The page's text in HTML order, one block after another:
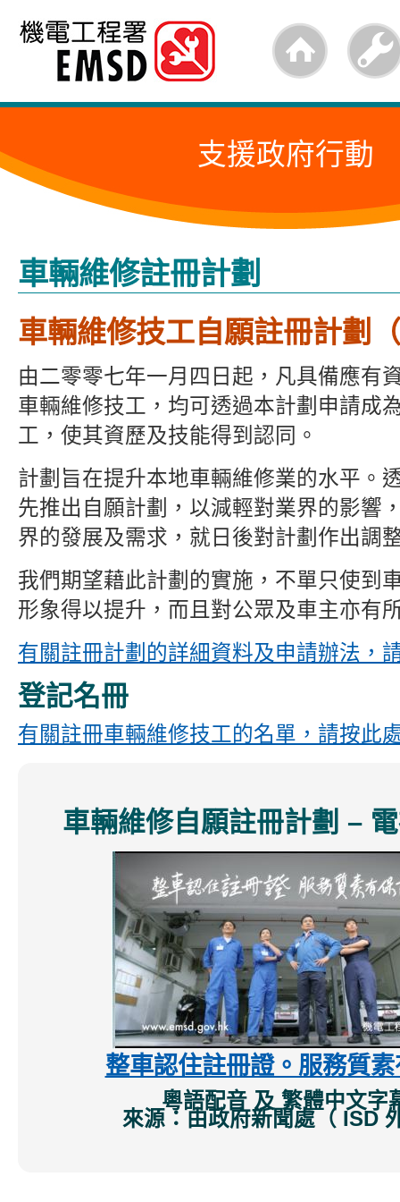
跳
內
的
始
支援政府行動
車輛維修註冊計劃
車輛維修技工自願註冊計劃
由二零零七年一月四日起，凡具備應有
車輛維修技工，均可透過本計劃申請成
工，使其資歷及技能得到認同。
計劃旨在提升本地車輛維修業的水平。
先推出自願計劃，以減輕對業界的影響
界的發展及需求，就日後對計劃作出調
我們期望藉此計劃的實施，不單只使到
形象得以提升，而且對公眾及車主亦有
有關註冊計劃的詳細資料及申請辦法，
登記名冊
有關註冊車輛維修技工的名單，請按此
車輛維修自願註冊計劃 –
整車認住註冊證。服務質
粵語配音 及 繁體中文字
來源：由政府新聞處（ ISD